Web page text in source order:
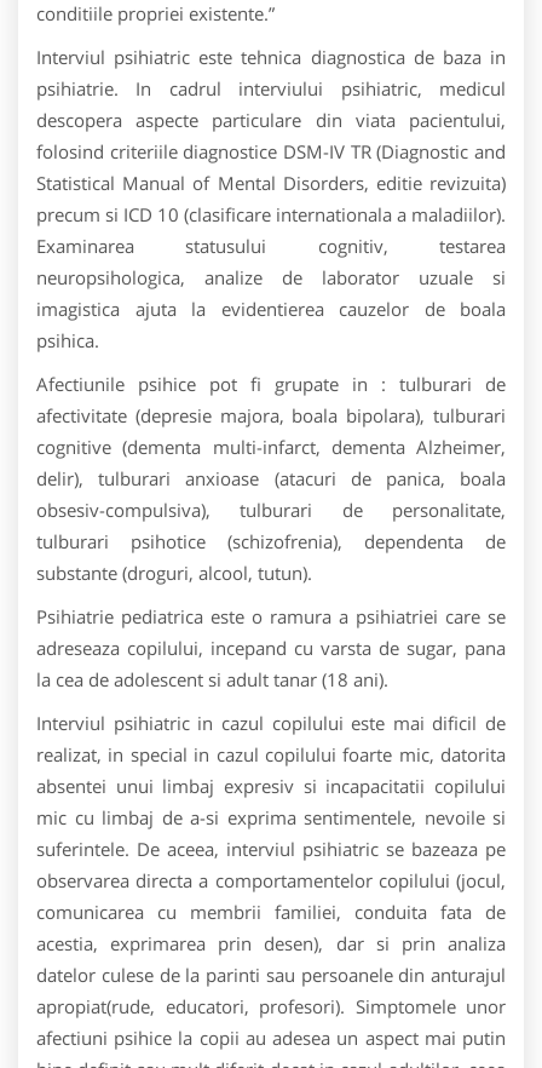
conditiile propriei existente.”
Interviul psihiatric este tehnica diagnostica de baza in
psihiatrie. In cadrul interviului psihiatric, medicul
descopera aspecte particulare din viata pacientului,
folosind criteriile diagnostice DSM-IV TR (Diagnostic and
Statistical Manual of Mental Disorders, editie revizuita)
precum si ICD 10 (clasificare internationala a maladiilor).
Examinarea statusului cognitiv, testarea
neuropsihologica, analize de laborator uzuale si
imagistica ajuta la evidentierea cauzelor de boala
psihica.
Afectiunile psihice pot fi grupate in : tulburari de
afectivitate (depresie majora, boala bipolara), tulburari
cognitive (dementa multi-infarct, dementa Alzheimer,
delir), tulburari anxioase (atacuri de panica, boala
obsesiv-compulsiva), tulburari de personalitate,
tulburari psihotice (schizofrenia), dependenta de
substante (droguri, alcool, tutun).
Psihiatrie pediatrica este o ramura a psihiatriei care se
adreseaza copilului, incepand cu varsta de sugar, pana
la cea de adolescent si adult tanar (18 ani).
Interviul psihiatric in cazul copilului este mai dificil de
realizat, in special in cazul copilului foarte mic, datorita
absentei unui limbaj expresiv si incapacitatii copilului
mic cu limbaj de a-si exprima sentimentele, nevoile si
suferintele. De aceea, interviul psihiatric se bazeaza pe
observarea directa a comportamentelor copilului (jocul,
comunicarea cu membrii familiei, conduita fata de
acestia, exprimarea prin desen), dar si prin analiza
datelor culese de la parinti sau persoanele din anturajul
apropiat(rude, educatori, profesori). Simptomele unor
afectiuni psihice la copii au adesea un aspect mai putin